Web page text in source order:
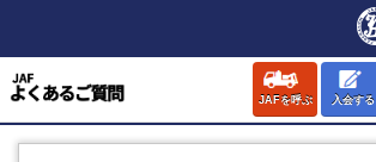
JAFを呼ぶ 入会する